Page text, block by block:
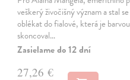
veškerý živočišný význam a stal
oblékat do fialové, která je
skoncoval…
Zasielame do 12 dní
27,26 €